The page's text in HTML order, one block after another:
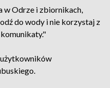
w Odrze i zbiornikach,
do wody i nie korzystaj z
komunikaty."
użytkowników